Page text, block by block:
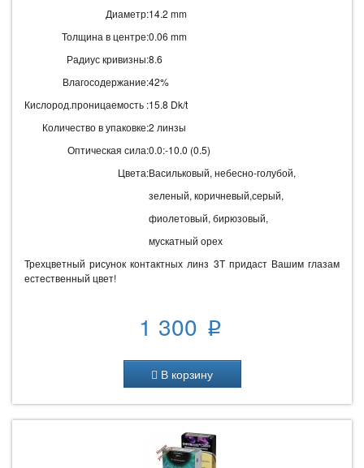
Диаметр:
Толщина в центре:
Радиус кривизны:
14.2 mm
0.06 mm
8.6
Влагосодержание:
Кислород.проницаемость :
42%
15.8 Dk/t
Количество в упаковке:2 линзы
Оптическая сила:
Цвета:
0.0:-10.0 (0.5)
Васильковый, небесно-голубой,
зеленый, коричневый,серый,
фиолетовый, бирюзовый,
мускатный орех
Трехцветный рисунок контактных линз 3Т придаст Вашим глазам
естественный цвет!
1 300 p
В корзину